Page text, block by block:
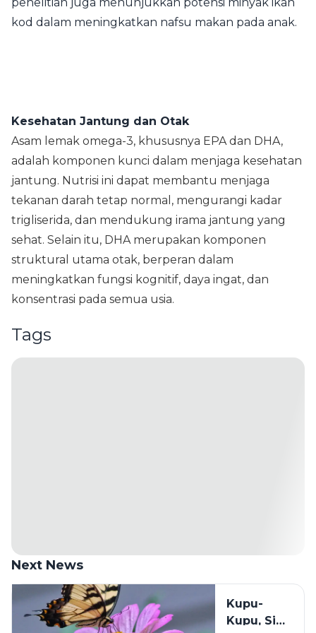
kod dalam meningkatkan nafsu makan pada anak.
Kesehatan Jantung dan Otak
Asam lemak omega-3, khususnya EPA dan DHA,
adalah komponen kunci dalam menjaga kesehatan
jantung. Nutrisi ini dapat membantu menjaga
tekanan darah tetap normal, mengurangi kadar
trigliserida, dan mendukung irama jantung yang
sehat. Selain itu, DHA merupakan komponen
struktural utama otak, berperan dalam
meningkatkan fungsi kognitif, daya ingat, dan
konsentrasi pada semua usia.
Tags
Next News
Kupu-
Kupu, Si